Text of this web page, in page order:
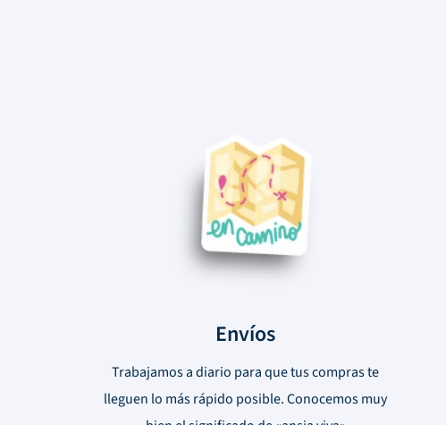
Envíos
Trabajamos a diario para que tus compras te
lleguen lo más rápido posible. Conocemos muy